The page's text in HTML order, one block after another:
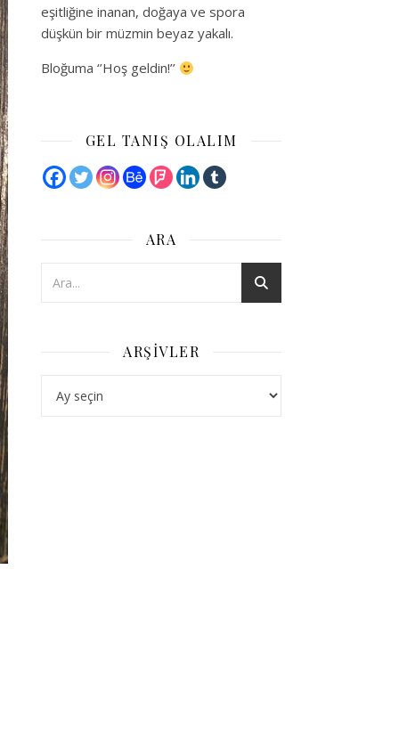
eşitliğine inanan, doğaya ve spora
düşkün bir müzmin beyaz yakalı.
Bloğuma ‘’Hoş geldin!’’
GEL TANIŞ OLALIM
ARA
ARŞIVLER